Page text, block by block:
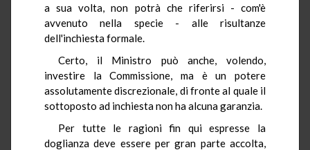
a sua volta, non potrà che riferirsi - com'è
avvenuto nella specie - alle risultanze
dell'inchiesta formale.
Certo, il Ministro può anche, volendo,
investire la Commissione, ma è un potere
assolutamente discrezionale, di fronte al quale il
sottoposto ad inchiesta non ha alcuna garanzia.
Per tutte le ragioni fin qui espresse la
doglianza deve essere per gran parte accolta,